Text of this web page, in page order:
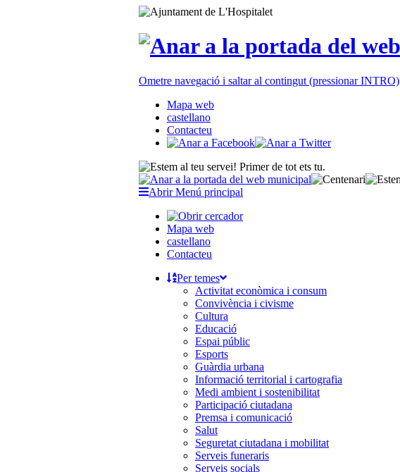
Ometre navegació i saltar al contingut (pressionar INTRO)
Mapa web
castellano
Contacteu
Abrir Menú principal
Mapa web
castellano
Contacteu
Per temes
Activitat econòmica i consum
Convivència i civisme
Cultura
Educació
Espai públic
Esports
Guàrdia urbana
Informació territorial i cartografia
Medi ambient i sostenibilitat
Participació ciutadana
Premsa i comunicació
Salut
Seguretat ciutadana i mobilitat
Serveis funeraris
Serveis socials